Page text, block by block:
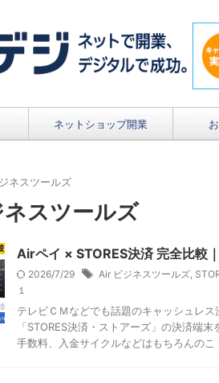
ネットショップ開業
ネスツールズ
スツールズ
Airペイ × STORES決済 完全比較
2026/7/29 Air ビジネスツールズ,
１
テレビＣＭなどでも話題のキャッシュレ
「STORES決済・ストアーズ」の決済端
手数料、入金サイクルなどはもちろんのこ